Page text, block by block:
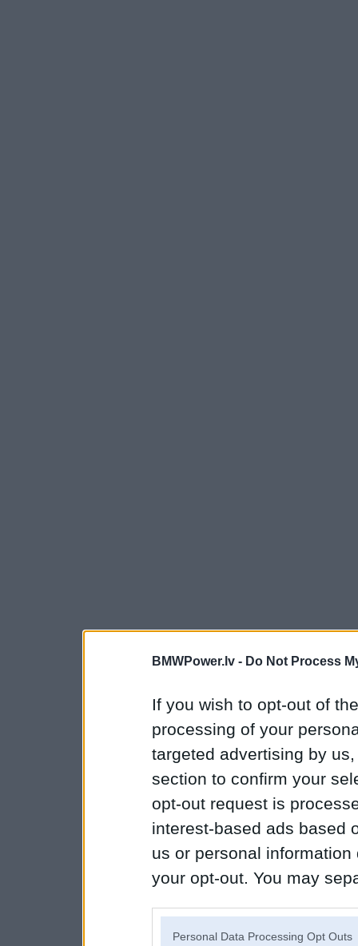
BMWPower.lv - Do Not Process
If you wish to opt-out of
processing of your
targeted advertising by
section to confirm your
opt-out request is
interest-based ads based
us or personal
your opt-out. You may
Personal Data Processing Opt Outs